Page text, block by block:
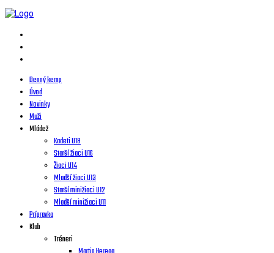
Denný kemp
Úvod
Novinky
Muži
Mládež
Kadeti U18
Starší žiaci U16
Žiaci U14
Mladší žiaci U13
Starší minižiaci U12
Mladší minižiaci U11
Prípravka
Klub
Tréneri